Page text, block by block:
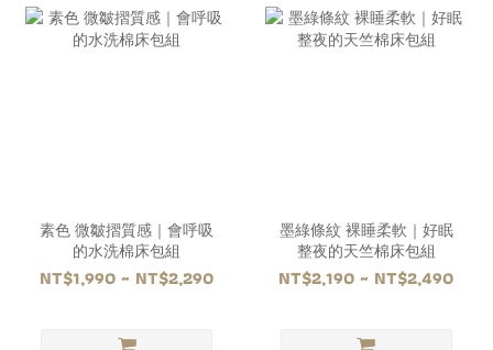
素色 微皺摺質感｜會呼吸
的水洗棉床包組
NT$1,990 ~ NT$2,290
墨綠條紋 裸睡柔軟｜好眠
整夜的天竺棉床包組
NT$2,190 ~ NT$2,490